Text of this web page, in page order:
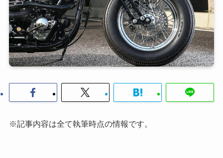
※記事内容は全て執筆時点の情報です。